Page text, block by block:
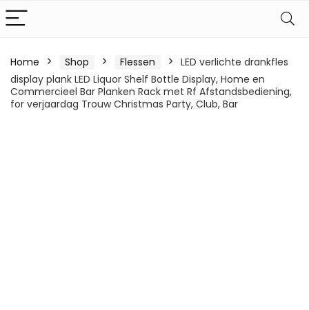
Home Shop Flessen
LED verlichte drankfles
display plank LED Liquor Shelf Bottle Display, Home en
Commercieel Bar Planken Rack met Rf Afstandsbediening,
for verjaardag Trouw Christmas Party, Club, Bar